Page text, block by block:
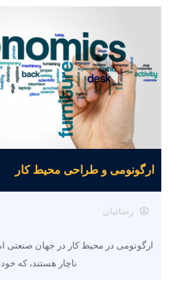
ارگونومی و طراحی محیط کار
رضائیان
ارگونومی در محیط کار در جهان صنعتی
ناچار هستند، که خود